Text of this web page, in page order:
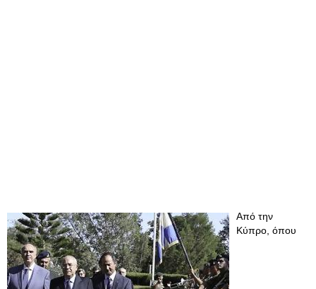
Από την
Κύπρο, όπου